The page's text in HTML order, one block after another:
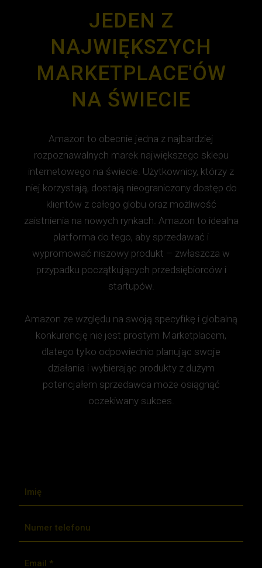
JEDEN Z
NAJWIĘKSZYCH
MARKETPLACE'ÓW
NA ŚWIECIE
Amazon to obecnie jedna z najbardziej
rozpoznawalnych marek największego sklepu
internetowego na świecie. Użytkownicy, którzy z
niej korzystają, dostają nieograniczony dostęp do
klientów z całego globu oraz możliwość
zaistnienia na nowych rynkach. Amazon to idealna
platforma do tego, aby sprzedawać i
wypromować niszowy produkt – zwłaszcza w
przypadku początkujących przedsiębiorców i
startupów.
Amazon ze względu na swoją specyfikę i globalną
konkurencję nie jest prostym Marketplacem,
dlatego tylko odpowiednio planując swoje
działania i wybierając produkty z dużym
potencjałem sprzedawca może osiągnąć
oczekiwany sukces.